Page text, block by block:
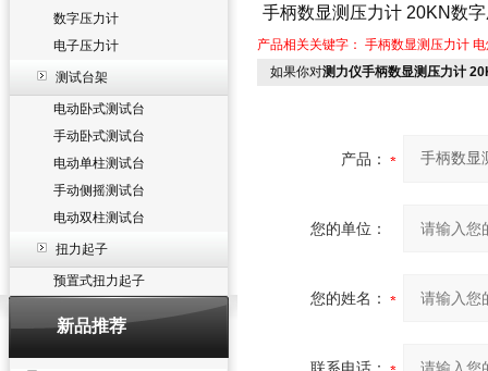
数字压力计
电子压力计
测试台架
电动卧式测试台
手动卧式测试台
电动单柱测试台
手动侧摇测试台
电动双柱测试台
扭力起子
预置式扭力起子
新品推荐
手柄数显测压力计 20KN数
产品相关关键字： 手柄数显测压力计
如果你对测力仪手柄数显测压力计
产品：
您的单位：
您的姓名：